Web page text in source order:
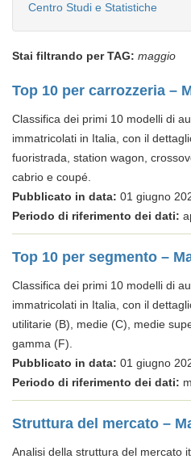
Centro Studi e Statistiche
Stai filtrando per TAG: maggio
Top 10 per carrozzeria –
Classifica dei primi 10 modelli di
immatricolati in Italia, con il
fuoristrada, station wagon,
cabrio e coupé.
Pubblicato in data: 01 giugno
Periodo di riferimento dei dati:
Top 10 per segmento –
Classifica dei primi 10 modelli di
immatricolati in Italia, con il
utilitarie (B), medie (C), medie
gamma (F).
Pubblicato in data: 01 giugno
Periodo di riferimento dei dati:
Struttura del mercato –
Analisi della struttura del mercato